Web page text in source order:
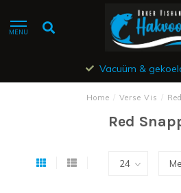
MENU
Vacuüm &
Home / Verse Vis /
Red